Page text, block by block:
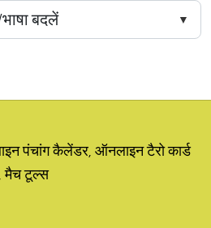
पंचांग कैलेंडर, ऑनलाइन टैरो कार्ड
मैच टूल्स